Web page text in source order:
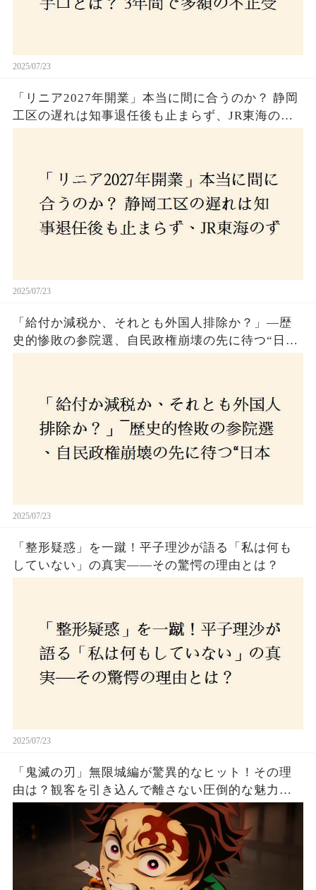
2025/07/23
「リニア2027年開業」本当に間に合うのか？ 静岡
工区の遅れは知事退任後も止まらず、JR東海のず
2025/07/23
「給付か減税か、それとも外国人排除か？」―歴
史的惨敗の参院選、自民政権崩壊の先に待つ“日本
2025/07/23
「整形疑惑」を一蹴！平子理沙が語る「私は何も
していない」の真実——その驚愕の理由とは？
2025/07/23
「鬼滅の刃」無限城編が驚異的なヒット！その理
由は？観客を引き込んで離さない圧倒的な魅力と